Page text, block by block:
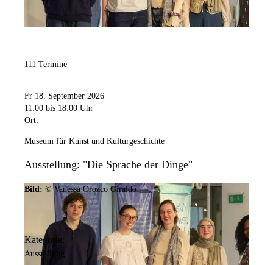
111 Termine
Fr 18. September 2026
11:00 bis 18:00 Uhr
Ort:
Museum für Kunst und Kulturgeschichte
Ausstellung: "Die Sprache der Dinge"
Bild: © Vanessa Orozco Giraldo
Kategorie:
Ausstellung